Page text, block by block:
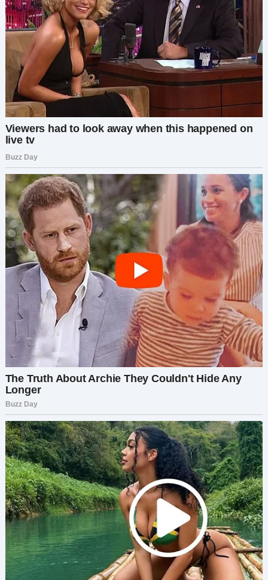
и я думала, что мы будем соседками по комнате.
Но когда я приехала — оказалось, что она не
поступила.
У меня закружилась голова.
Моя дочь, примерная школьница, ни разу не
прогулявшая занятия, солгала всей семье?
— Сколько она уже потратила из фонда? —
спросил Олег, когда я рассказала ему о встрече.
— Двадцать четыре тысячи долларов… —
прошептала я. — Но если она не учится, то куда
они делись?
— Вот это и нужно выяснить. Позвони ей,
Каролина. Пусть объяснит всё.
Я набрала Анжелу сразу, как только вернулась
домой, молясь, чтобы это оказалось ошибкой.
— Анжела, это мама, — сказала я, как только она
ответила.
— Мам? Всё в порядке? У тебя тревожный
голос…
— Я сегодня встретила Татьяну и её маму. Она
сказала, что ты не поступала в университет.
Анжела, что происходит? Пожалуйста,
поговори со мной.
Последовала долгая пауза.
— Мам, давай встретимся. Мне нужно тебе кое-
что показать. Всё объясню, обещаю.